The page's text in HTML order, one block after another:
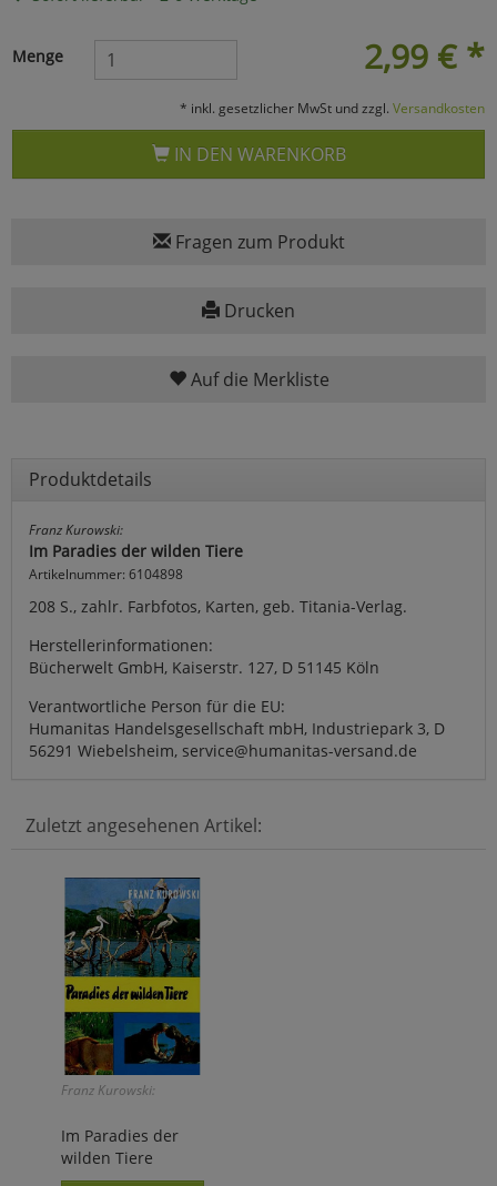
2,99 € *
Menge
* inkl. gesetzlicher MwSt und zzgl. Versandkosten
IN DEN WARENKORB
Fragen zum Produkt
Drucken
Auf die Merkliste
Produktdetails
Franz Kurowski:
Im Paradies der wilden Tiere
Artikelnummer: 6104898
208 S., zahlr. Farbfotos, Karten, geb. Titania-Verlag.
Herstellerinformationen:
Bücherwelt GmbH, Kaiserstr. 127, D 51145 Köln
Verantwortliche Person für die EU:
Humanitas Handelsgesellschaft mbH, Industriepark 3, D
56291 Wiebelsheim, service@humanitas-versand.de
Zuletzt angesehenen Artikel:
Franz Kurowski:
Im Paradies der
wilden Tiere
Marketing
Cookies
Alle Akzeptieren
Cookies
Einstellungen speichern